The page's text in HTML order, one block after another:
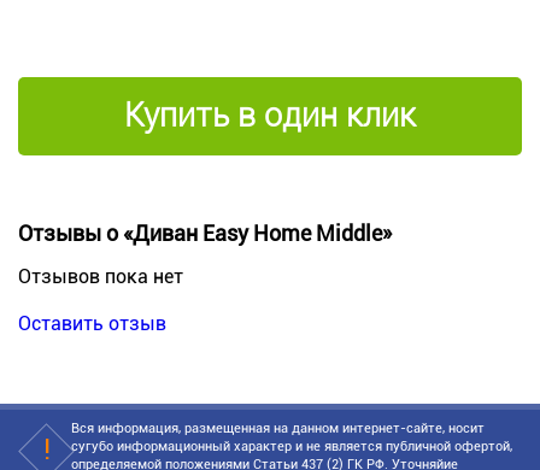
Купить в один клик
Отзывы о «Диван Easy Home Middle»
Отзывов пока нет
Оставить отзыв
Вся информация, размещенная на данном интернет-сайте, носит
сугубо информационный характер и не является публичной офертой,
определяемой положениями Статьи 437 (2) ГК РФ. Уточняйие